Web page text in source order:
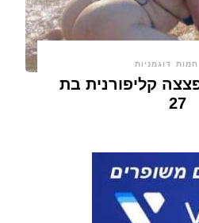
חמות דוגמניות
קליפורנית בת
27